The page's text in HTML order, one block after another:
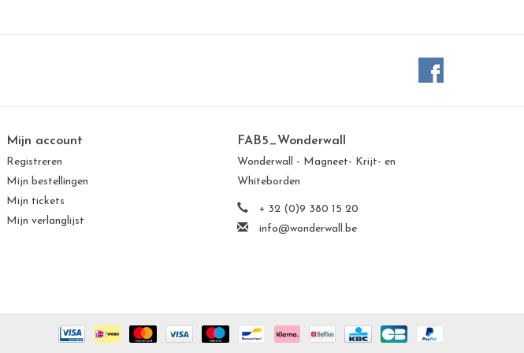
Mijn account
Registreren
Mijn bestellingen
Mijn tickets
Mijn verlanglijst
FAB5_Wonderwall
Wonderwall - Magneet- Krijt- en
Whiteborden
+ 32 (0)9 380 15 20
info@wonderwall.be